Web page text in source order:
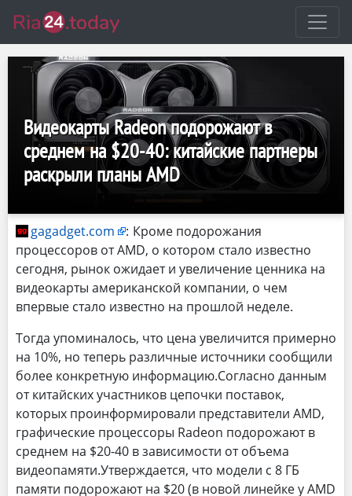
Видеокарты Radeon подорожают в
среднем на $20-40: китайские партнеры
раскрыли планы AMD
gagadget.com : Кроме подорожания
процессоров от AMD, о котором стало известно
сегодня, рынок ожидает и увеличение ценника на
видеокарты американской компании, о чем
впервые стало известно на прошлой неделе.
Тогда упоминалось, что цена увеличится примерно
на 10%, но теперь различные источники сообщили
более конкретную информацию.Согласно данным
от китайских участников цепочки поставок,
которых проинформировали представители AMD,
графические процессоры Radeon подорожают в
среднем на $20-40 в зависимости от объема
видеопамяти.Утверждается, что модели с 8 ГБ
памяти подорожают на $20 (в новой линейке у AMD